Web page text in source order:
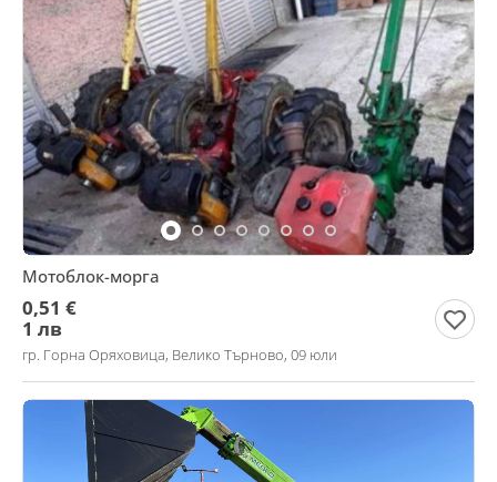
Мотоблок-морга
0,51 €
1 лв
гр. Горна Оряховица, Велико Търново, 09 юли